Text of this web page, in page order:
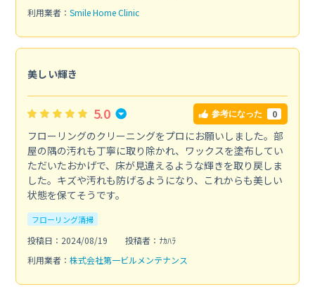
利用業者： Smile Home Clinic
美しい輝き
5.0 参考になった 0
フローリングのクリーニングをプロにお願いしました。部
屋の隅の汚れも丁寧に取り除かれ、ワックスを塗布してい
ただいたおかげで、床が見違えるような輝きを取り戻しま
した。キズや汚れも防げるようになり、これからも美しい
状態を保てそうです。
フローリング清掃
投稿日：2024/08/19
投稿者：ﾅｶﾊﾗ
利用業者： 株式会社第一ビルメンテナンス